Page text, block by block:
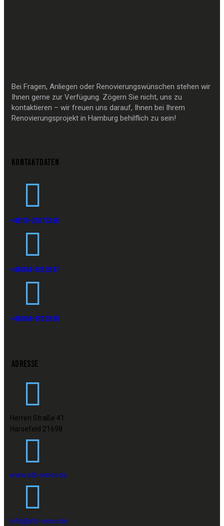
Bei Fragen, Anliegen oder Renovierungswünschen stehen wir
Ihnen gerne zur Verfügung. Zögern Sie nicht, uns zu
kontaktieren – wir freuen uns darauf, Ihnen bei Ihrem
Renovierungsprojekt in Hamburg behilflich zu sein!
KONTAKTDATEN
+49176-228 733 86
+494164-813 29 97
+494164-813 29 98
ADRESSE
Herren Straße 41
Harsefeld 21698
www.stb-renov.de
info@stb-renov.de